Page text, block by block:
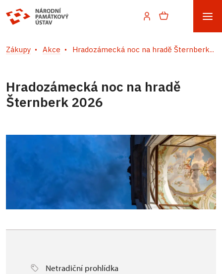
Zákupy Akce Hradozámecká noc na hradě Šternberk...
Hradozámecká noc na hradě
Šternberk 2026
Netradiční prohlídka